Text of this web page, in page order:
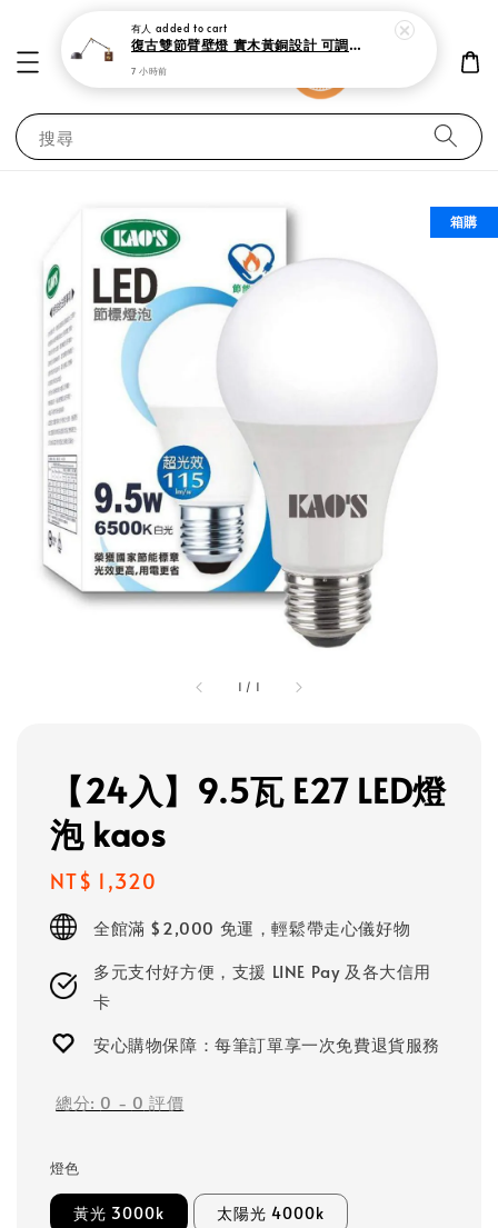
搜尋
1 / 1
箱購
【24入】9.5瓦 E27 LED燈
泡 kaos
Regular
price
NT$ 1,320
全館滿 $2,000 免運，輕鬆帶走心儀好物
多元支付好方便，支援 LINE Pay 及各大信用
卡
安心購物保障：每筆訂單享一次免費退貨服務
總分: 0 - 0 評價
燈色
黃光 3000k 太陽光 4000k
有人 added to cart
復古雙節臂壁燈 實木黃銅設計 可調式工作閱讀燈
7 小時前